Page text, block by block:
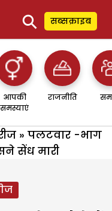
⚲ सब्सक्राइब
आपकी
समस्याएं
राजनीति
» पलटवार -भाग
सेंध मारी